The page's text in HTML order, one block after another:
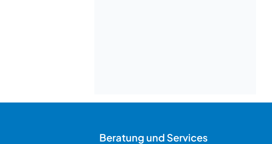
Beratung und Services